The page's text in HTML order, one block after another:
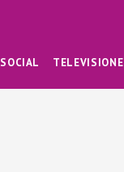
SOCIAL TELEVISIONE